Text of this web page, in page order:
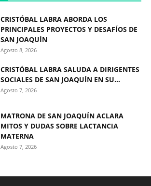
CRISTÓBAL LABRA ABORDA LOS
PRINCIPALES PROYECTOS Y DESAFÍOS DE
SAN JOAQUÍN
Agosto 8, 2026
CRISTÓBAL LABRA SALUDA A DIRIGENTES
SOCIALES DE SAN JOAQUÍN EN SU...
Agosto 7, 2026
MATRONA DE SAN JOAQUÍN ACLARA
MITOS Y DUDAS SOBRE LACTANCIA
MATERNA
Agosto 7, 2026